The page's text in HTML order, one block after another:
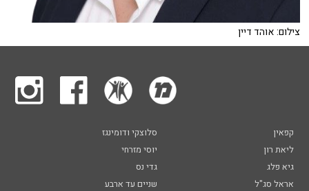
צילום: אוהד דיין
קפאין
סלוצקי ודומינגז
ליאת רון
יוסי מזרחי
גיא פלג
גדי נס
אראל סג"ל
שניים עד ארבע